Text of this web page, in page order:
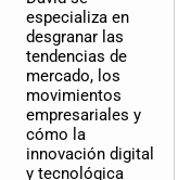
especializa en
desgranar las
tendencias de
mercado, los
movimientos
empresariales y
cómo la
innovación digital
y tecnológica